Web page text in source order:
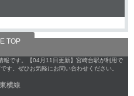
TOP
報です。【04月11日更新】宮崎台駅が利用で
す。ぜひお気軽にお問い合わせください。
横線